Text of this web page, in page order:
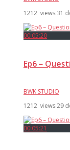
1212 views31
00:05:20
Ep6 –
BWK STUDIO
1212 views29
00:05:21